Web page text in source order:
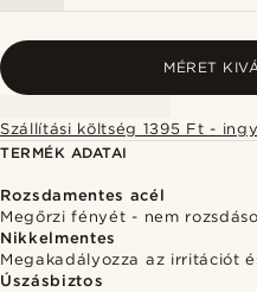
MÉRET
TERMÉK ADATAI
Rozsdamentes acél
Megőrzi fényét - nem
Nikkelmentes
Megakadályozza az irritációt
Úszásbiztos